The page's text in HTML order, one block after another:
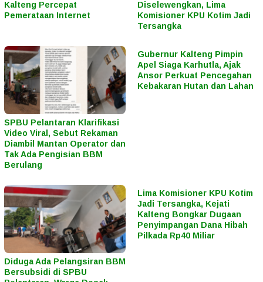
Kalteng Percepat
Pemerataan Internet
Diselewengkan, Lima
Komisioner KPU Kotim Jadi
Tersangka
SPBU Pelantaran Klarifikasi
Video Viral, Sebut Rekaman
Diambil Mantan Operator dan
Tak Ada Pengisian BBM
Berulang
Gubernur Kalteng Pimpin
Apel Siaga Karhutla, Ajak
Ansor Perkuat Pencegahan
Kebakaran Hutan dan Lahan
Diduga Ada Pelangsiran BBM
Bersubsidi di SPBU
Lima Komisioner KPU Kotim
Jadi Tersangka, Kejati
Kalteng Bongkar Dugaan
Penyimpangan Dana Hibah
Pilkada Rp40 Miliar